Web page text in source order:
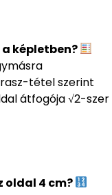
a képletben?
tétel szerint
átfogója √2-szer
oldal 4 cm?